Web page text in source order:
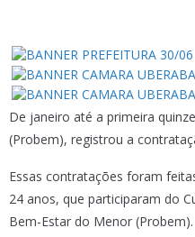
De janeiro até a primeira
(Probem), registrou a
Essas contratações foram
24 anos, que participaram do
Bem-Estar do Menor (Probem).